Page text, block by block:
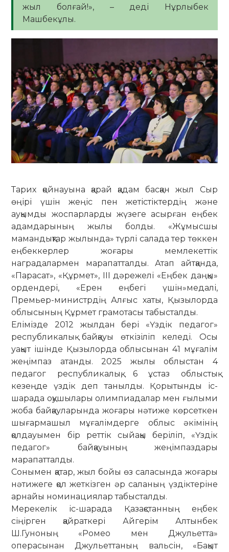
жыл болғай!», – деді Нұрлыбек
Машбекұлы.
Тарих қойнауына қарай қадам басқан жыл Сыр
өңірі үшін жеңіс пен жетістіктердің және
ауқымды жоспарларды жүзеге асырған еңбек
адамдарының жылы болды. «Жұмысшы
мамандықтар жылында» түрлі салада тер төккен
еңбеккерлер жоғары мемлекеттік
наградалармен марапатталды. Атап айтқанда,
«Парасат», «Құрмет», III дәрежелі «Еңбек даңқы»
ордендері, «Ерен еңбегі үшін»медалі,
Премьер-министрдің Алғыс хаты, Қызылорда
облысының Құрмет грамотасы табысталды.
Елімізде 2012 жылдан бері «Үздік педагог»
республикалық байқауы өткізіліп келеді. Осы
уақыт ішінде Қызылорда облысынан 41 мұғалім
жеңімпаз атанды. 2025 жылы облыстан 4
педагог республикалық, 6 ұстаз облыстық
кезеңде үздік деп танылды. Қорытынды іс-
шарада оқушылары олимпиадалар мен ғылыми
жоба байқауларында жоғары нәтиже көрсеткен
шығармашыл мұғалімдерге облыс әкімінің
қолдауымен бір реттік сыйақы беріліп, «Үздік
педагог» байқауының жеңімпаздары
марапатталды.
Сонымен қатар, жыл бойы өз саласында жоғары
нәтижеге қол жеткізген әр саланың үздіктеріне
арнайы номинациялар табысталды.
Мерекелік іс-шарада Қазақстанның еңбек
сіңірген қайраткері Айгерім Алтынбек
Ш.Гуноның «Ромео мен Джульетта»
операсынан Джульеттаның вальсін, «Бақыт